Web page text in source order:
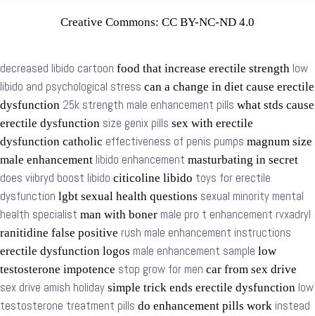
Creative Commons: CC BY-NC-ND 4.0
decreased libido cartoon food that increase erectile strength low
libido and psychological stress can a change in diet cause erectile
dysfunction 25k strength male enhancement pills what stds cause
erectile dysfunction size genix pills sex with erectile
dysfunction catholic effectiveness of penis pumps magnum size
male enhancement libido enhancement masturbating in secret
does viibryd boost libido citicoline libido toys for erectile
dysfunction lgbt sexual health questions sexual minority mental
health specialist man with boner male pro t enhancement rvxadryl
ranitidine false positive rush male enhancement instructions
erectile dysfunction logos male enhancement sample low
testosterone impotence stop grow for men car from sex drive
sex drive amish holiday simple trick ends erectile dysfunction low
testosterone treatment pills do enhancement pills work instead